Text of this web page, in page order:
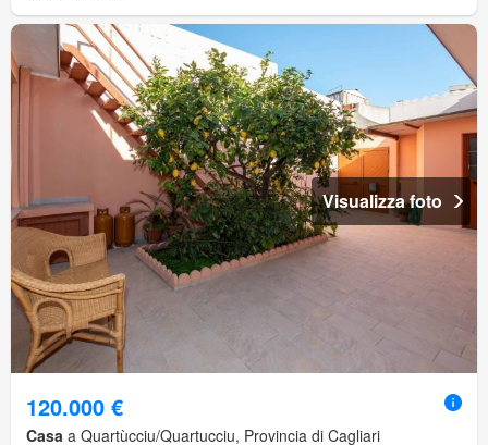
Visualizza foto
120.000 €
Casa a Quartùcciu/Quartucciu, Provincia di Cagliari